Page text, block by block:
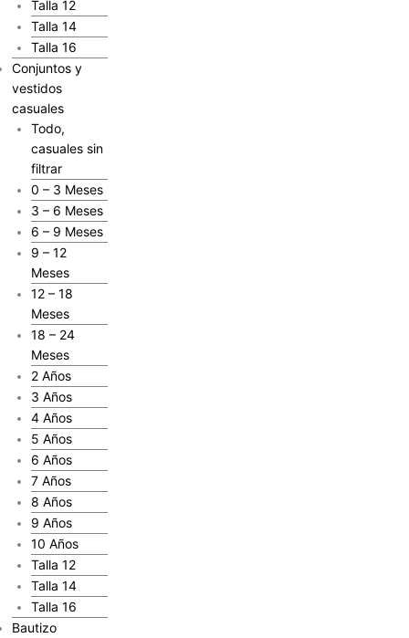
Talla 12
Talla 14
Talla 16
Conjuntos y
vestidos
casuales
Todo,
casuales sin
filtrar
0 – 3 Meses
3 – 6 Meses
6 – 9 Meses
9 – 12
Meses
12 – 18
Meses
18 – 24
Meses
2 Años
3 Años
4 Años
5 Años
6 Años
7 Años
8 Años
9 Años
10 Años
Talla 12
Talla 14
Talla 16
Bautizo